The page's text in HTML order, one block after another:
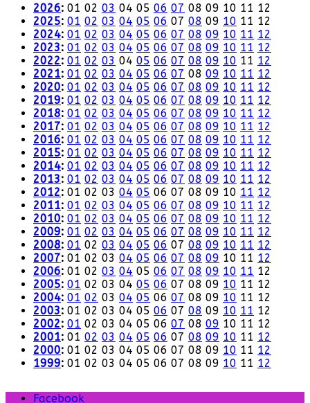
2026: 01 02 03 04 05 06 07 08 09 10 11 12
2025: 01 02 03 04 05 06 07 08 09 10 11 12
2024: 01 02 03 04 05 06 07 08 09 10 11 12
2023: 01 02 03 04 05 06 07 08 09 10 11 12
2022: 01 02 03 04 05 06 07 08 09 10 11 12
2021: 01 02 03 04 05 06 07 08 09 10 11 12
2020: 01 02 03 04 05 06 07 08 09 10 11 12
2019: 01 02 03 04 05 06 07 08 09 10 11 12
2018: 01 02 03 04 05 06 07 08 09 10 11 12
2017: 01 02 03 04 05 06 07 08 09 10 11 12
2016: 01 02 03 04 05 06 07 08 09 10 11 12
2015: 01 02 03 04 05 06 07 08 09 10 11 12
2014: 01 02 03 04 05 06 07 08 09 10 11 12
2013: 01 02 03 04 05 06 07 08 09 10 11 12
2012: 01 02 03 04 05 06 07 08 09 10 11 12
2011: 01 02 03 04 05 06 07 08 09 10 11 12
2010: 01 02 03 04 05 06 07 08 09 10 11 12
2009: 01 02 03 04 05 06 07 08 09 10 11 12
2008: 01 02 03 04 05 06 07 08 09 10 11 12
2007: 01 02 03 04 05 06 07 08 09 10 11 12
2006: 01 02 03 04 05 06 07 08 09 10 11 12
2005: 01 02 03 04 05 06 07 08 09 10 11 12
2004: 01 02 03 04 05 06 07 08 09 10 11 12
2003: 01 02 03 04 05 06 07 08 09 10 11 12
2002: 01 02 03 04 05 06 07 08 09 10 11 12
2001: 01 02 03 04 05 06 07 08 09 10 11 12
2000: 01 02 03 04 05 06 07 08 09 10 11 12
1999: 01 02 03 04 05 06 07 08 09 10 11 12
Facebook